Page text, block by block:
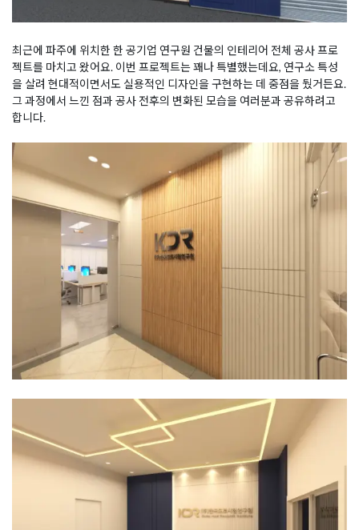
최근에 파주에 위치한 한 공기업 연구원 건물의 인테리어 전체 공사 프로
젝트를 마치고 왔어요. 이번 프로젝트는 꽤나 특별했는데요, 연구소 특성
을 살려 현대적이면서도 실용적인 디자인을 구현하는 데 중점을 뒀거든요.
그 과정에서 느낀 점과 공사 전후의 변화된 모습을 여러분과 공유하려고
합니다.